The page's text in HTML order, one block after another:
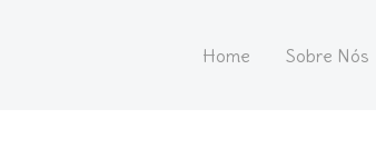
Home Sobre Nós